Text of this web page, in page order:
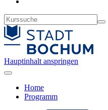
Hauptinhalt anspringen
Home
Programm